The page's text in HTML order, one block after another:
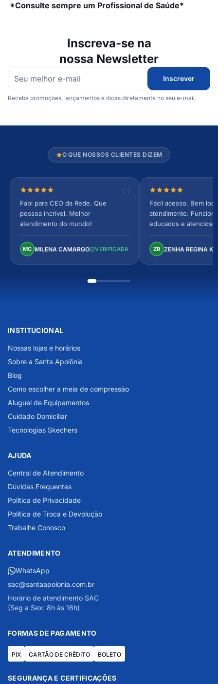
*Consulte sempre um Profissional de Saúde*
Inscreva-se na
nossa Newsletter
Inscrever
Receba promoções, lançamentos e dicas diretamente no seu e-mail.
O QUE NOSSOS CLIENTES DIZEM
Nota 5 de 5 estrelas
Fabi para CEO da Rede. Que
pessoa incrível. Melhor
atendimento do mundo!
MC MILENA CAMARGO VERIFICADA
Nota 5 de 5
Fácil acesso. Bem
atendimento.
educados e
Perfeito!
ZR ZENHA REGINA
INSTITUCIONAL
Nossas lojas e horários
Sobre a Santa Apolônia
Blog
Como escolher a meia de compressão
Aluguel de Equipamentos
Cuidado Domiciliar
Tecnologias Skechers
AJUDA
Central de Atendimento
Dúvidas Frequentes
Política de Privacidade
Política de Troca e Devolução
Trabalhe Conosco
ATENDIMENTO
WhatsApp
sac@santaapolonia.com.br
Horário de atendimento SAC
(Seg a Sex: 8h às 16h)
FORMAS DE PAGAMENTO
PIX CARTÃO DE CRÉDITO BOLETO
SEGURANÇA E CERTIFICAÇÕES